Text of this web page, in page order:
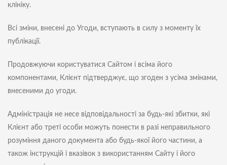
клініку.
Всі зміни, внесені до Угоди, вступають в силу з моменту їх
публікації.
Продовжуючи користуватися Сайтом і всіма його
компонентами, Клієнт підтверджує, що згоден з усіма змінами,
внесеними до угоди.
Адміністрація не несе відповідальності за будь-які збитки, які
Клієнт або треті особи можуть понести в разі неправильного
розуміння даного документа або будь-якої його частини, а
також інструкцій і вказівок з використанням Сайту і його